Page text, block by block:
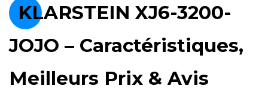
KLARSTEIN XJ6-3200-
JOJO – Caractéristiques,
Meilleurs Prix & Avis